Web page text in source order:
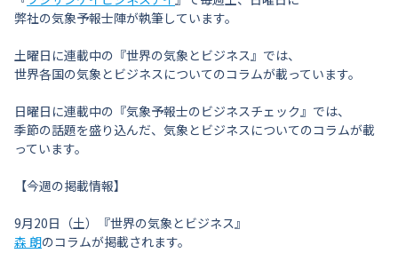
弊社の気象予報士陣が執筆しています。
土曜日に連載中の『世界の気象とビジネス』では、
世界各国の気象とビジネスについてのコラムが載っています。
日曜日に連載中の『気象予報士のビジネスチェック』では、
季節の話題を盛り込んだ、気象とビジネスについてのコラムが載
っています。
【今週の掲載情報】
9月20日（土）『世界の気象とビジネス』
森 朗のコラムが掲載されます。